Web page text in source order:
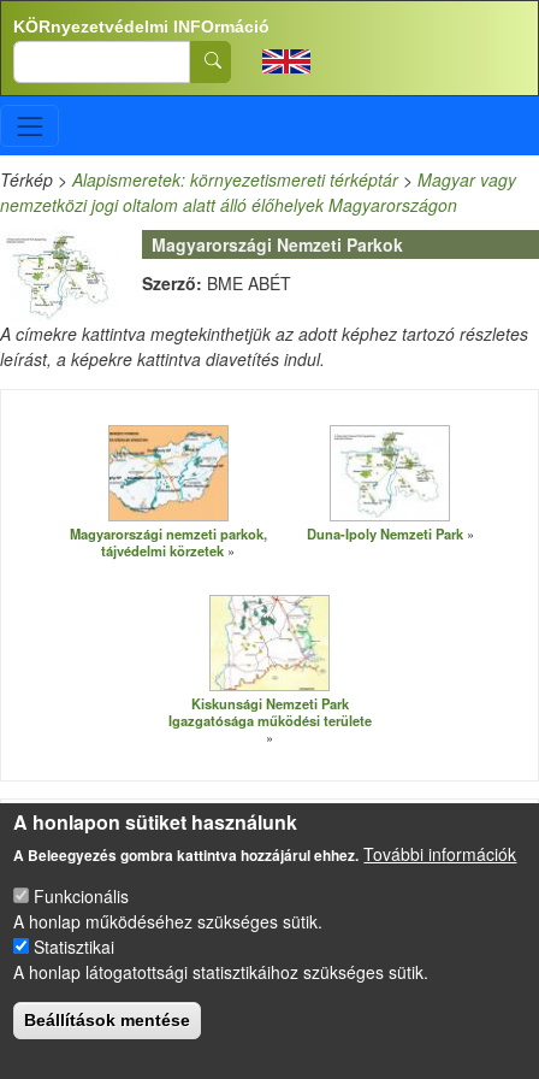
Ugrás a tartalomra
KÖRnyezetvédelmi INFOrmáció
Search
Térkép >Alapismeretek: környezetismereti térképtár> Magyar vagy
nemzetközi jogi oltalom alatt álló élőhelyek Magyarországon
Magyarországi Nemzeti Parkok
Szerző: BME ABÉT
A címekre kattintva megtekinthetjük az adott képhez tartozó részletes
leírást, a képekre kattintva diavetítés indul.
Magyarországi nemzeti parkok,
tájvédelmi körzetek
Duna-Ipoly Nemzeti Park
Kiskunsági Nemzeti Park
Igazgatósága működési területe
Impresszum
Sütikezelési szabályzat
Drupal alapú webhely
A honlapon sütiket használunk
A Beleegyezés gombra kattintva hozzájárul ehhez. További információk
Funkcionális
A honlap működéséhez szükséges sütik.
Statisztikai
A honlap látogatottsági statisztikáihoz szükséges sütik.
Beállítások mentése